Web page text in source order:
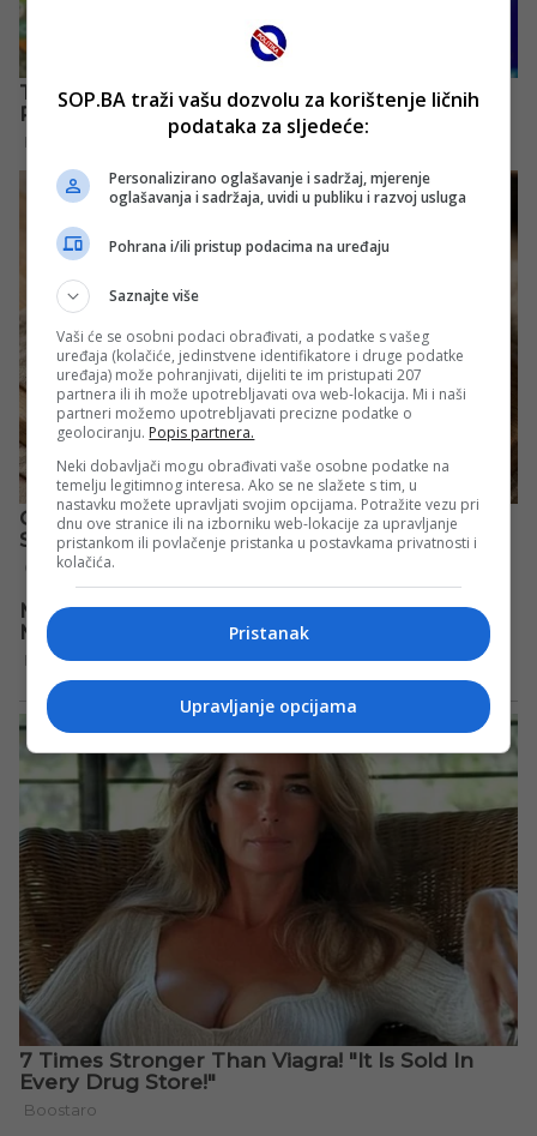
SOP.BA traži vašu dozvolu za korištenje ličnih
podataka za sljedeće:
Personalizirano oglašavanje i sadržaj, mjerenje
oglašavanja i sadržaja, uvidi u publiku i razvoj usluga
Pohrana i/ili pristup podacima na uređaju
Saznajte više
Vaši će se osobni podaci obrađivati, a podatke s vašeg
uređaja (kolačiće, jedinstvene identifikatore i druge podatke
uređaja) može pohranjivati, dijeliti te im pristupati 207
partnera ili ih može upotrebljavati ova web-lokacija. Mi i naši
partneri možemo upotrebljavati precizne podatke o
geolociranju. Popis partnera.
Neki dobavljači mogu obrađivati vaše osobne podatke na
temelju legitimnog interesa. Ako se ne slažete s tim, u
nastavku možete upravljati svojim opcijama. Potražite vezu pri
dnu ove stranice ili na izborniku web-lokacije za upravljanje
pristankom ili povlačenje pristanka u postavkama privatnosti i
kolačića.
Pristanak
Upravljanje opcijama